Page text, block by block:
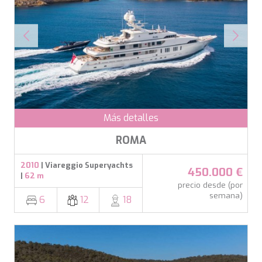
Más detalles
ROMA
2010 | Viareggio Superyachts
| 62 m
6 12 18
450.000 €
precio desde (por
semana)
APHAEA
AQUA LIBRA
AQUAVISTA
AQUILA
ARAGO
ARAGON
ARAOK
ARCHSEA
ARGO
ASLEC 4
AURA I
B.A.13
B4
BABY I
BACCARAT
BARRACUDA III
Turquía
Croacia
Sudeste Asiático
Francia
Turquía
Croacia